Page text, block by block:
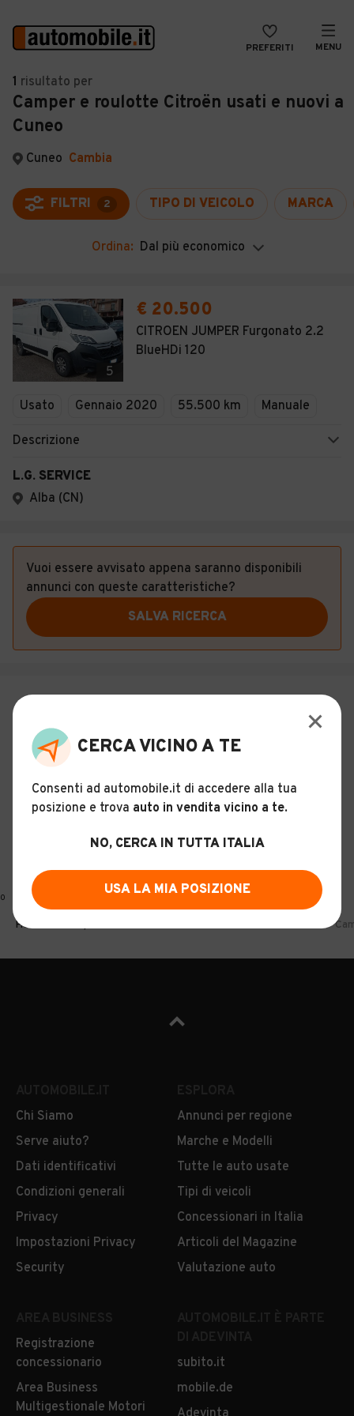
PREFERITI MENU
Auto
Auto usate
Auto Km 0
Auto Nuove
Moto
Camper
Veicoli Commerciali
VENDI
MAGAZINE
ACCEDI
1 risultato per
Camper e roulotte Citroën usati e nuovi a
Cuneo
Cuneo Cambia
FILTRI 2 TIPO DI VEICOLO MARCA
Ordina: Dal più economico
5
€ 20.500
CITROEN JUMPER Furgonato 2.2
BlueHDi 120
Usato Gennaio 2020 55.500 km Manuale
Descrizione
L.G. SERVICE
Alba (CN)
Vuoi essere avvisato appena saranno disponibili
annunci con queste caratteristiche?
SALVA RICERCA
0
Home
Chi Siamo
Serve aiuto?
Dati identificativi
Condizioni generali
Privacy
Impostazioni Privacy
Security
Annunci per regione
Marche e Modelli
Tutte le auto usate
Tipi di veicoli
Concessionari in Italia
Articoli del Magazine
Valutazione auto
Registrazione
concessionario
Area Business
Multigestionale Motori
subito.it
mobile.de
CERCA VICINO A TE
Consenti ad automobile.it di accedere alla tua
posizione e trova auto in vendita vicino a te.
NO, CERCA IN TUTTA ITALIA
USA LA MIA POSIZIONE